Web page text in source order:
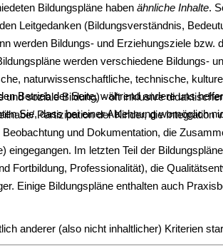
Bildungspläne habenähnliche Inhalte.
Leitgedanken (Bildungsverständnis,
werden Bildungs- und Erziehungsziele bzw.
werden verschiedene Bildungs-
naturwissenschaftliche, technische,
und soziale Bildung) - oft inklusive
Partizipation der Kinder, die Integration
und Dokumentation, die
eingegangen. Im letzten Teil der
Fortbildung, Professionalität), die
Einige Bildungspläne enthalten auch
anderer (also nicht inhaltlicher) Kriterien
Betrieb der Seite, während andere uns
Sie, dass bei einer Ablehnung womöglich